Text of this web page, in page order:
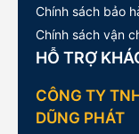
Chính sách bảo
Chính sách vận
HỖ TRỢ
CÔNG TY
DŨNG PHÁT